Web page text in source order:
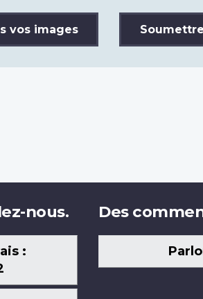
vos images
nous.
:
Des